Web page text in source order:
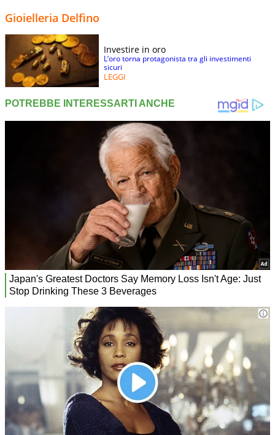
Gioielleria Delfino
Investire in oro
L’oro torna protagonista tra gli investimenti
sicuri
LEGGI